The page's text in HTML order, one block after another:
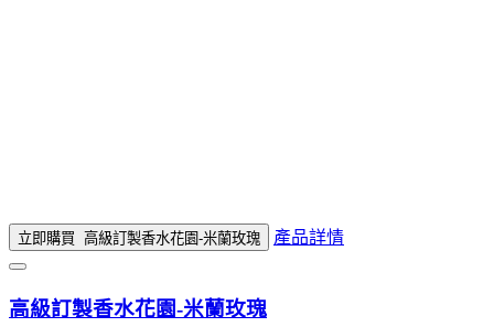
立即購買 高級訂製香水花園-米蘭玫瑰 產品詳情
高級訂製香水花園-米蘭玫瑰